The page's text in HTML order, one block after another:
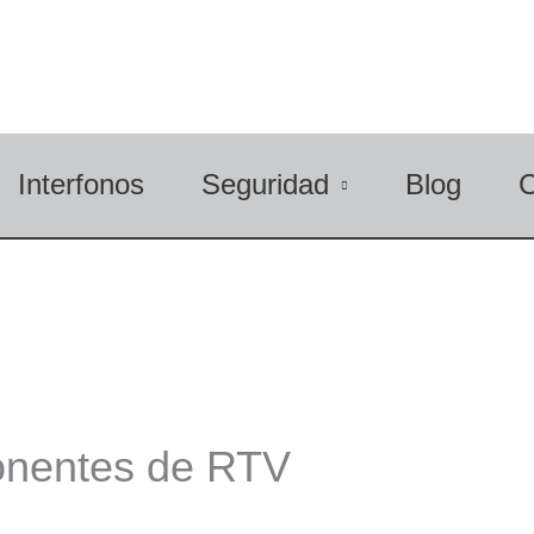
Interfonos Seguridad Blog
de RTV